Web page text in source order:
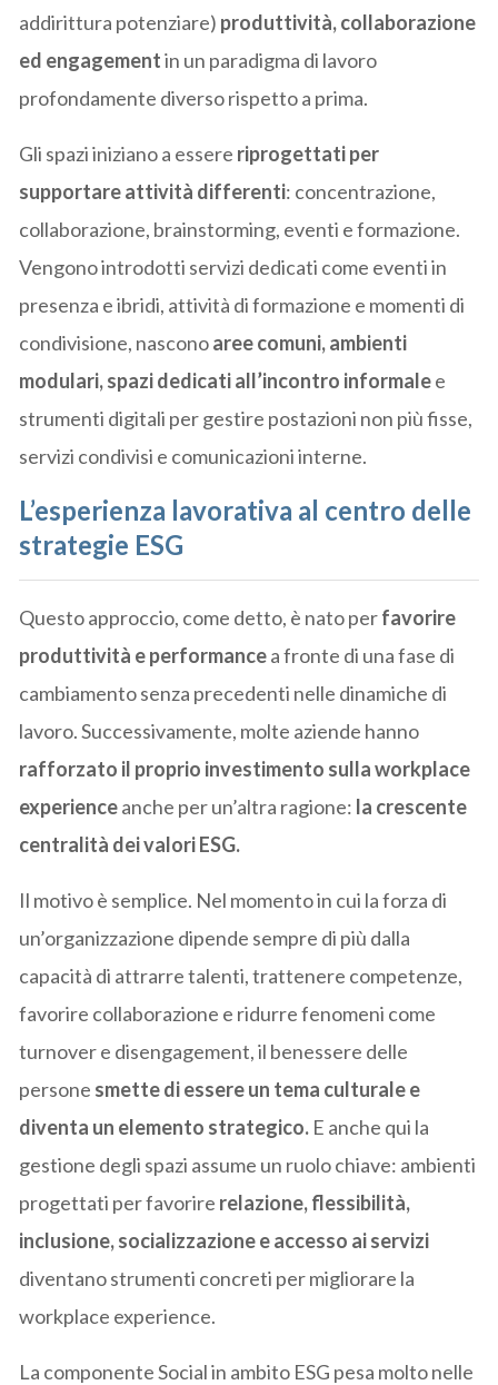
addirittura potenziare) produttività, collaborazione
ed engagementin un paradigma di lavoro
profondamente diverso rispetto a prima.
Gli spazi iniziano a essere riprogettati per
supportare attività differenti: concentrazione,
collaborazione, brainstorming, eventi e formazione.
Vengono introdotti servizi dedicati come eventi in
presenza e ibridi, attività di formazione e momenti di
condivisione, nasconoaree comuni, ambienti
modulari, spazi dedicati all’incontro informalee
strumenti digitali per gestire postazioni non più fisse,
servizi condivisi e comunicazioni interne.
L’esperienza lavorativa al centro delle
strategie ESG
Questo approccio, come detto, è nato perfavorire
produttività e performancea fronte di una fase di
cambiamento senza precedenti nelle dinamiche di
lavoro. Successivamente, molte aziende hanno
rafforzato il proprio investimento sulla workplace
experienceanche per un’altra ragione: la crescente
centralità dei valori ESG.
Il motivo è semplice. Nel momento in cui la forza di
un’organizzazione dipende sempre di più dalla
capacità di attrarre talenti, trattenere competenze,
favorire collaborazione e ridurre fenomeni come
turnover e disengagement, il benessere delle
persone smette di essere un tema culturale e
diventa un elemento strategico. E anche qui la
gestione degli spazi assume un ruolo chiave: ambienti
progettati per favorire relazione, flessibilità,
inclusione, socializzazione e accesso ai servizi
diventano strumenti concreti per migliorare la
workplace experience.
La componente Social in ambito ESG pesa molto nelle